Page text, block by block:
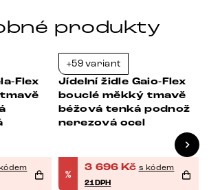
produkty
Flex
+59 variant
Jídelní židle Gaio-Flex
bouclé měkký tmavě
béžová tenká podnož
nerezová ocel
%
3 696 Kč s kódem
21DPH